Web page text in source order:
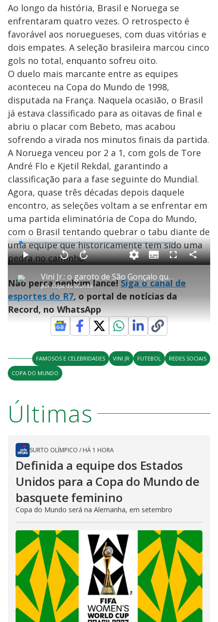
Ao longo da história, Brasil e Noruega se
enfrentaram quatro vezes. O retrospecto é
favorável aos noruegueses, com duas vitórias e
dois empates. A seleção brasileira marcou cinco
gols no total, enquanto sofreu oito.
O duelo mais marcante entre as equipes
aconteceu na Copa do Mundo de 1998,
disputada na França. Naquela ocasião, o Brasil
já estava classificado para as oitavas de final e
abriu o placar com Bebeto, mas acabou
sofrendo a virada nos minutos finais da partida.
A Noruega venceu por 2 a 1, com gols de Tore
André Flo e Kjetil Rekdal, garantindo a
classificação para a fase seguinte do Mundial.
Agora, quase três décadas depois daquele
encontro, as seleções voltam a se enfrentar em
uma partida eliminatória de Copa do Mundo,
com o Brasil tentando quebrar o tabu diante de
uma equipe que historicamente tem sido uma
pedra no caminho.
P
l
a
y
i
d
e
o
Vini Jr.: o garoto de São Gonçalo que conquistou o mundo sem esquecer suas origens
porCopa do Mundo
P V
t
a
r
1
0
s
e
g
u
d
o
s
A
n
ç
a
1
0
s
e
g
u
n
d
o
M
u
L
o
a
d
e
:
1
.
6
%
S
u
b
i
t
l
s
F
c
e
e
C
o
Não perca nenhum lance!Siga o canal de
esportes do R7, o portal de notícias da
Record, no WhatsApp
FAMOSOS E CELEBRIDADES VINI JR FUTEBOL
REDES SOCIAIS
COPA DO MUNDO
Últimas
SURTO OLÍMPICO / HÁ 1 HORA
Definida a equipe dos Estados
Unidos para a Copa do Mundo de
basquete feminino
Copa do Mundo será na Alemanha, em setembro